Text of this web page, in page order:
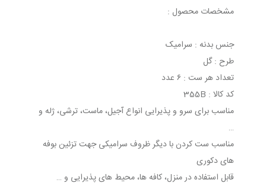
مشخصات محصول :
جنس بدنه : سرامیک
طرح : گل
تعداد هر ست : ۶ عدد
کد کالا : 355B
مناسب برای سرو و پذیرایی انواع آجیل، ماست، ترشی، ژله و
…
مناسب ست کردن با دیگر ظروف سرامیکی جهت تزئین بوفه
های دکوری
قابل استفاده در منزل، کافه ها، محیط های پذیرایی و …